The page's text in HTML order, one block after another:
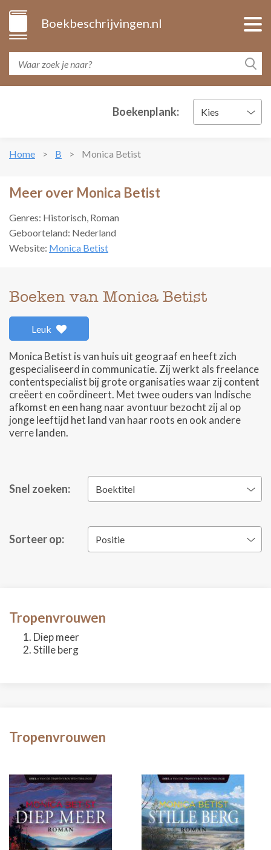
Boekbeschrijvingen.nl
Boekenplank: Kies
Home B Monica Betist
Meer over Monica Betist
Genres: Historisch, Roman
Geboorteland: Nederland
Website: Monica Betist
Boeken van Monica Betist
Leuk
Monica Betist is van huis uit geograaf en heeft zich
gespecialiseerd in communicatie. Zij werkt als freelance
contentspecialist bij grote organisaties waar zij content
creëert en coördineert. Met twee ouders van Indische
afkomst en een hang naar avontuur bezocht zij al op
jonge leeftijd het land van haar roots en ook andere
verre landen.
Snel zoeken: Boektitel
Sorteer op: Positie
Tropenvrouwen
Diep meer
Stille berg
Tropenvrouwen